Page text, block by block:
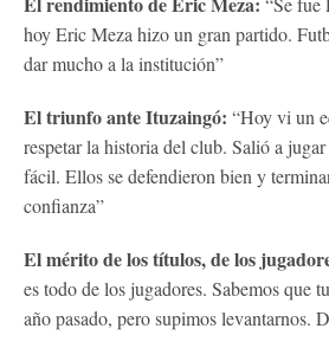
hoy Eric Meza hizo un gran partido.
dar mucho a la institución”
El triunfo ante Ituzaingó: “Hoy vi un
respetar la historia del club. Salió a
fácil. Ellos se defendieron bien y
confianza”
El mérito de los títulos, de los
es todo de los jugadores. Sabemos que
año pasado, pero supimos levantarnos.